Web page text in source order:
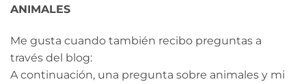
ANIMALES
Me gusta cuando también recibo preguntas a
través del blog:
A continuación, una pregunta sobre animales y mi